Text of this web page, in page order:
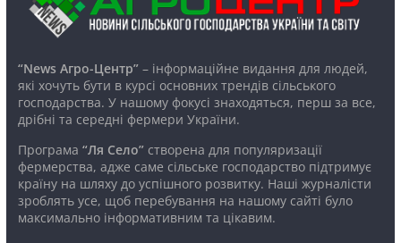
“News Агро-Центр”– інформаційне видання для людей,
які хочуть бути в курсі основних трендів сільського
господарства. У нашому фокусі знаходяться, перш за все,
дрібні та середні фермери України.
Програма “Ля Село”створена для популяризації
фермерства, адже саме сільське господарство підтримує
країну на шляху до успішного розвитку. Наші журналісти
зроблять усе, щоб перебування на нашому сайті було
максимально інформативним та цікавим.